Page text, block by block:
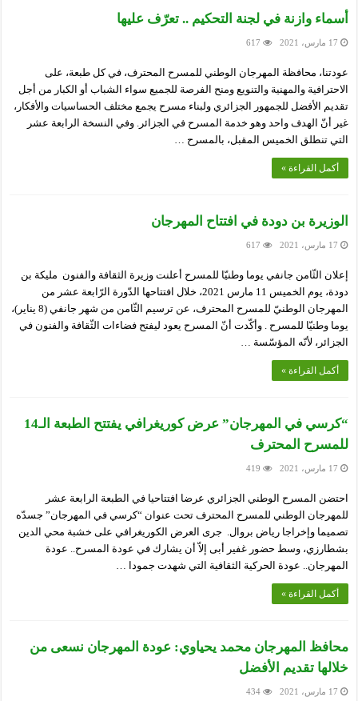
أسماء وازنة في لجنة التحكيم .. تعرّف عليها
17 مارس، 2021 617
عودتنا، محافظة المهرجان الوطني للمسرح المحترف، في كل طبعة، على
الاحترافية والمهنية والتنويع ومنح الفرصة للجميع سواء الشباب أو الكبار من أجل
تقديم الأفضل للجمهور الجزائري ولبناء مسرح يجمع مختلف الحساسيات والأفكار،
غير أنّ الهدف واحد وهو خدمة المسرح في الجزائر. وفي النسخة الرابعة عشر
التي تنطلق الخميس المقبل، بالمسرح …
أكمل القراءة »
الوزيرة بن دودة في افتتاح المهرجان
17 مارس، 2021 617
إعلان الثّامن جانفي يوما وطنيّا للمسرح أعلنت وزيرة الثقافة والفنون مليكة بن
دودة، يوم الخميس 11 مارس 2021، خلال افتتاحها الدّورة الرّابعة عشر من
المهرجان الوطنيّ للمسرح المحترف، عن ترسيم الثّامن من شهر جانفي (8 يناير)،
يوما وطنيّا للمسرح . وأكّدت أنّ المسرح يعود ليفتح فضاءات الثّقافة والفنون في
الجزائر، لأنّه المؤسّسة …
أكمل القراءة »
“كرسي في المهرجان” عرض كوريغرافي يفتتح الطبعة الـ14
للمسرح المحترف
17 مارس، 2021 419
احتضن المسرح الوطني الجزائري عرضا افتتاحيا في الطبعة الرابعة عشر
للمهرجان الوطني للمسرح المحترف تحت عنوان “كرسي في المهرجان” جسدّه
تصميما وإخراجا رياض بروال. جرى العرض الكوريغرافي على خشبة محي الدين
بشطارزي، وسط حضور غفير أبى إلاّ أن يشارك في عودة المسرح.. عودة
المهرجان.. عودة الحركية الثقافية التي شهدت جمودا …
أكمل القراءة »
محافظ المهرجان محمد يحياوي: عودة المهرجان نسعى من
خلالها تقديم الأفضل
17 مارس، 2021 434